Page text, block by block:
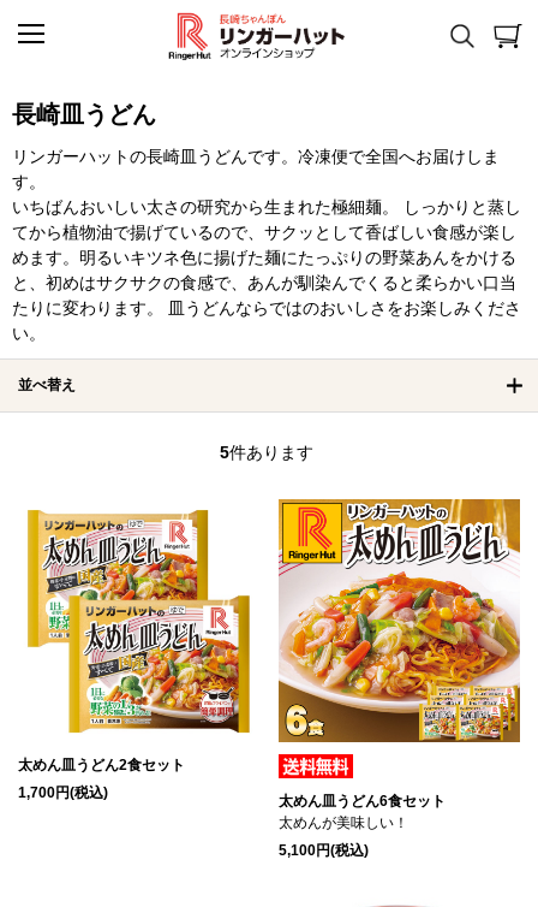
長崎皿うどん
リンガーハットの長崎皿うどんです。冷凍便で全国へお届けしま
す。
いちばんおいしい太さの研究から生まれた極細麺。 しっかりと蒸し
てから植物油で揚げているので、サクッとして香ばしい食感が楽し
めます。明るいキツネ色に揚げた麺にたっぷりの野菜あんをかける
と、初めはサクサクの食感で、あんが馴染んでくると柔らかい口当
たりに変わります。 皿うどんならではのおいしさをお楽しみくださ
い。
並べ替え
5件あります
太めん皿うどん2食セット
1,700円(税込)
太めん皿うどん6食セット
太めんが美味しい！
5,100円(税込)